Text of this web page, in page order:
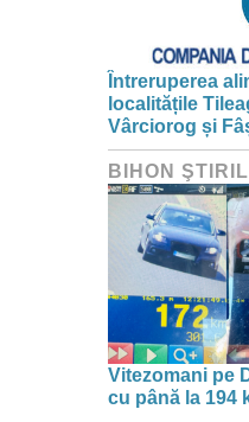
Întreruperea
localitățile
Vârciorog și
BIHON
Vitezomani pe
cu până la 194